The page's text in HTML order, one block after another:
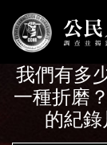
我們有多
一種折磨
的紀錄